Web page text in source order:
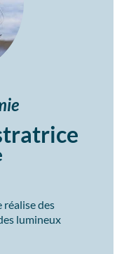
réalise des
lumineux